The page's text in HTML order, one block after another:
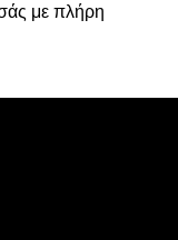
με πλήρη